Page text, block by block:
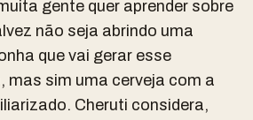
gente quer aprender sobre
não seja abrindo uma
que vai gerar esse
mas sim uma cerveja com a
Cheruti considera,